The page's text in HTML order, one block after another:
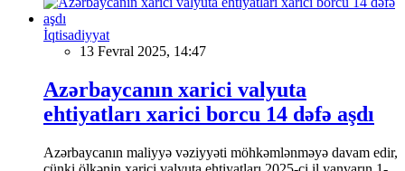
İqtisadiyyat
13 Fevral 2025, 14:47
Azərbaycanın xarici valyuta
ehtiyatları xarici borcu 14 dəfə aşdı
Azərbaycanın maliyyə vəziyyəti möhkəmlənməyə davam edir,